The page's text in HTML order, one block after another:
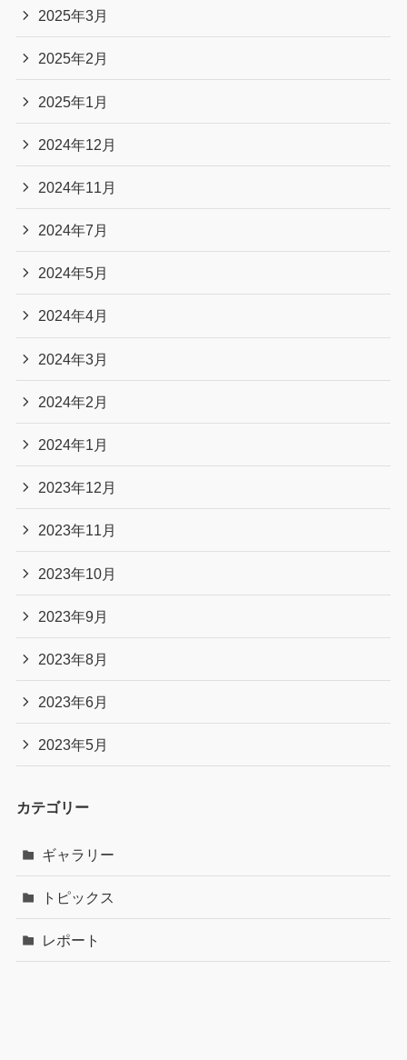
2025年3月
2025年2月
2025年1月
2024年12月
2024年11月
2024年7月
2024年5月
2024年4月
2024年3月
2024年2月
2024年1月
2023年12月
2023年11月
2023年10月
2023年9月
2023年8月
2023年6月
2023年5月
カテゴリー
ギャラリー
トピックス
レポート